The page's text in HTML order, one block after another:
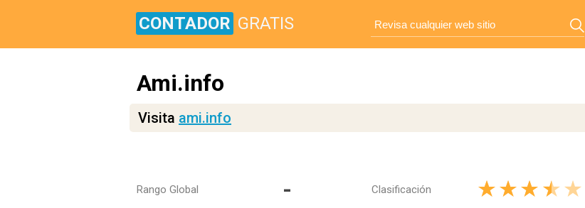
CONTADOR GRATIS
Ami.info
Visita ami.info
Rango Global - Clasificación